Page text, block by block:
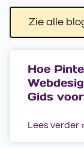
Zie alle
Hoe
Gids
Lees verder